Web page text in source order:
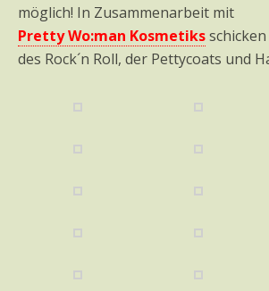
möglich! In Zusammenarbeit mit
Pretty Wo:man Kosmetiks
des Rock´n Roll, der Pettycoats und